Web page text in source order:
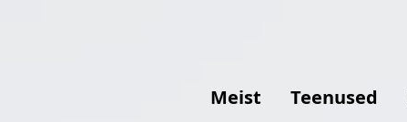
Meist Teenused